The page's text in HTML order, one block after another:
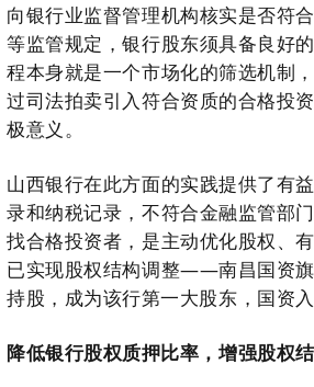
向银行业监督管理机构核实是否符
等监管规定，银行股东须具备良好
程本身就是一个市场化的筛选机制
过司法拍卖引入符合资质的合格投
极意义。
山西银行在此方面的实践提供了有
录和纳税记录，不符合金融监管部
找合格投资者，是主动优化股权、
已实现股权结构调整——南昌国资
持股，成为该行第一大股东，国资
降低银行股权质押比率，增强股权